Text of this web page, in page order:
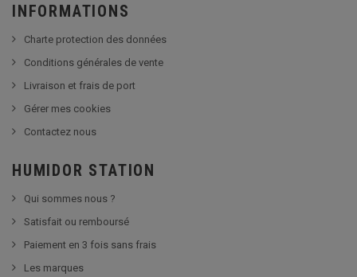
INFORMATIONS
Charte protection des données
Conditions générales de vente
Livraison et frais de port
Gérer mes cookies
Contactez nous
HUMIDOR STATION
Qui sommes nous ?
Satisfait ou remboursé
Paiement en 3 fois sans frais
Les marques